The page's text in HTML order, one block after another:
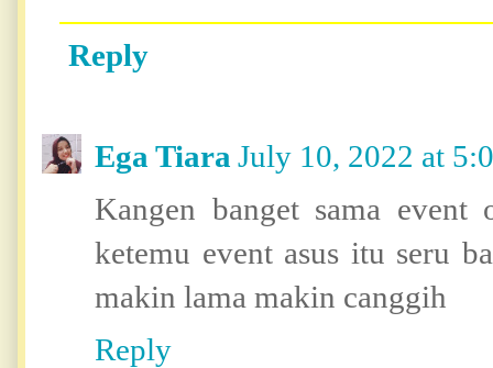
Reply
Ega Tiara July 10, 2022 at
Kangen banget sama
ketemu event asus itu seru
makin lama makin canggih
Reply